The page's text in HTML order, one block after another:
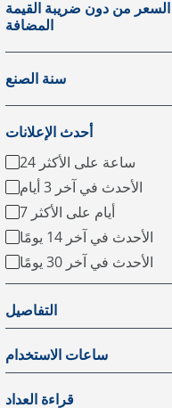
السعر من دون ضريبة القيمة
المضافة
سنة الصنع
أحدث الإعلانات
24 ساعة على الأكثر
الأحدث في آخر 3 أيام
7 أيام على الأكثر
الأحدث في آخر 14 يومًا
الأحدث في آخر 30 يومًا
التفاصيل
ساعات الاستخدام
قراءة العداد